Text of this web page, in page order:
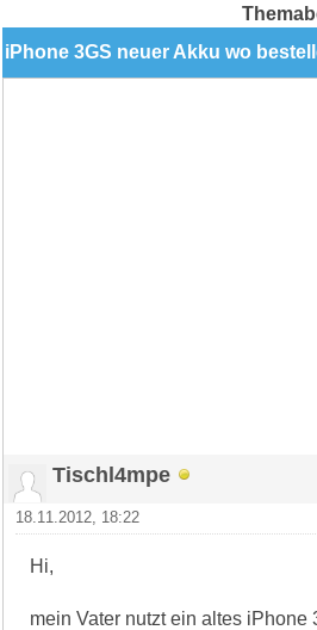
iPhone 3GS neuer Akku wo
Tischl4mpe
18.11.2012, 18:22
Hi,
mein Vater nutzt ein altes iPhone